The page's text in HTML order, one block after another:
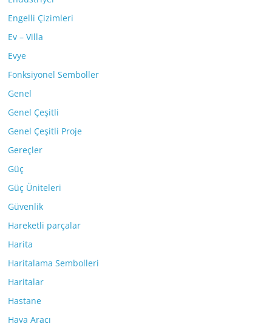
Engelli Çizimleri
Ev – Villa
Evye
Fonksiyonel Semboller
Genel
Genel Çeşitli
Genel Çeşitli Proje
Gereçler
Güç
Güç Üniteleri
Güvenlik
Hareketli parçalar
Harita
Haritalama Sembolleri
Haritalar
Hastane
Hava Aracı